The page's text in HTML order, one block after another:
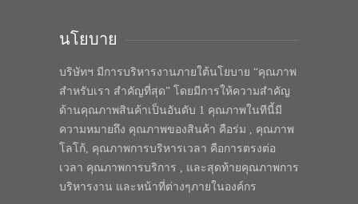
นโยบาย
บริษัทฯ มีการบริหารงานภายใต้นโยบาย “คุณภาพ
สำหรับเรา สำคัญที่สุด” โดยมีการให้ความสำคัญ
ด้านคุณภาพสินค้าเป็นอันดับ 1 คุณภาพในทีนี้มี
ความหมายถึง คุณภาพของสินค้า คือร่ม , คุณภาพ
โลโก้, คุณภาพการบริหารเวลา คือการตรงต่อ
เวลา คุณภาพการบริการ , และสุดท้ายคุณภาพการ
บริหารงาน และหน้าที่ต่างๆภายในองค์กร